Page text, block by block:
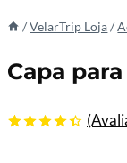
/ VelarTrip Loja /
Capa